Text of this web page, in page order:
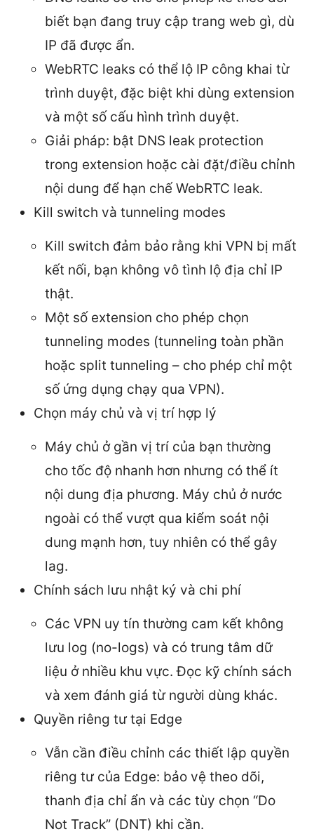
biết bạn đang truy cập trang web gì, dù
IP đã được ẩn.
WebRTC leaks có thể lộ IP công khai từ
trình duyệt, đặc biệt khi dùng extension
và một số cấu hình trình duyệt.
Giải pháp: bật DNS leak protection
trong extension hoặc cài đặt/điều chỉnh
nội dung để hạn chế WebRTC leak.
Kill switch và tunneling modes
Kill switch đảm bảo rằng khi VPN bị mất
kết nối, bạn không vô tình lộ địa chỉ IP
thật.
Một số extension cho phép chọn
tunneling modes (tunneling toàn phần
hoặc split tunneling – cho phép chỉ một
số ứng dụng chạy qua VPN).
Chọn máy chủ và vị trí hợp lý
Máy chủ ở gần vị trí của bạn thường
cho tốc độ nhanh hơn nhưng có thể ít
nội dung địa phương. Máy chủ ở nước
ngoài có thể vượt qua kiểm soát nội
dung mạnh hơn, tuy nhiên có thể gây
lag.
Chính sách lưu nhật ký và chi phí
Các VPN uy tín thường cam kết không
lưu log (no-logs) và có trung tâm dữ
liệu ở nhiều khu vực. Đọc kỹ chính sách
và xem đánh giá từ người dùng khác.
Quyền riêng tư tại Edge
Vẫn cần điều chỉnh các thiết lập quyền
riêng tư của Edge: bảo vệ theo dõi,
thanh địa chỉ ẩn và các tùy chọn “Do
Not Track” (DNT) khi cần.